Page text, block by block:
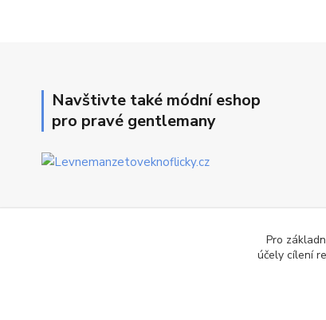
Navštivte také módní eshop
pro pravé gentlemany
Pro
účely cílení